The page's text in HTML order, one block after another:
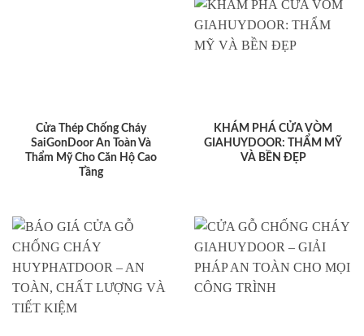
Cửa Thép Chống Cháy
SaiGonDoor An Toàn Và
Thẩm Mỹ Cho Căn Hộ Cao
Tầng
KHÁM PHÁ CỬA VÒM
GIAHUYDOOR: THẨM MỸ
VÀ BỀN ĐẸP